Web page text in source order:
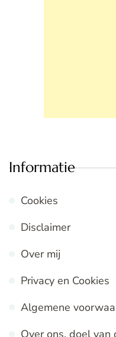
Informatie
Cookies
Disclaimer
Over mij
Privacy en Cookies
Algemene
Over ons, doel van